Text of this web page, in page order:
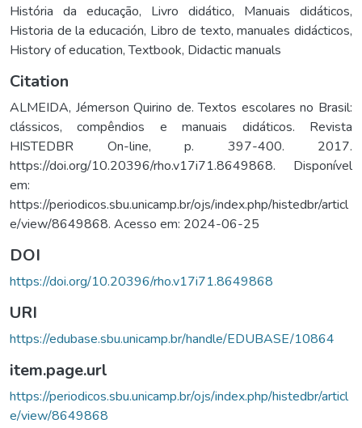
História da educação, Livro didático, Manuais didáticos,
Historia de la educación, Libro de texto,manuales didácticos,
History of education,Textbook, Didactic manuals
Citation
ALMEIDA, Jémerson Quirino de. Textos escolares no Brasil:
clássicos, compêndios e manuais didáticos. Revista
HISTEDBR On-line, p. 397-400. 2017.
https://doi.org/10.20396/rho.v17i71.8649868. Disponível
em:
https://periodicos.sbu.unicamp.br/ojs/index.php/histedbr/articl
e/view/8649868. Acesso em: 2024-06-25
DOI
https://doi.org/10.20396/rho.v17i71.8649868
URI
https://edubase.sbu.unicamp.br/handle/EDUBASE/10864
item.page.url
https://periodicos.sbu.unicamp.br/ojs/index.php/histedbr/articl
e/view/8649868